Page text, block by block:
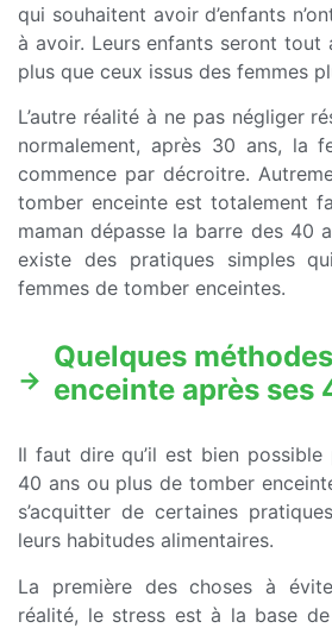
qui souhaitent avoir d’enfants
à avoir. Leurs enfants seront tout
plus que ceux issus des femmes
L’autre réalité à ne pas négliger
normalement, après 30 ans, la
commence par décroitre.
tomber enceinte est totalement
maman dépasse la barre des 40
existe des pratiques simples
femmes de tomber enceintes.
Quelques
enceinte après ses
Il faut dire qu’il est bien
40 ans ou plus de tomber
s’acquitter de certaines
leurs habitudes alimentaires.
La première des choses à
réalité, le stress est à la base